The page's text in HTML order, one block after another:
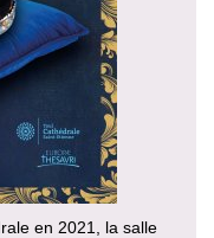
en 2021, la salle